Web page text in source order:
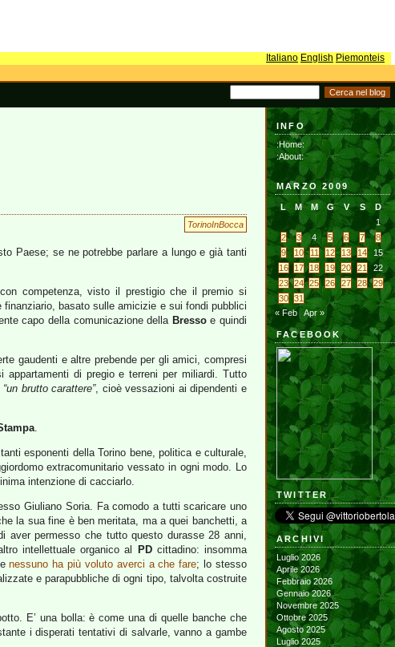
Italiano English Piemonteis
TorinoInBocca
Paese; se ne potrebbe parlare a lungo e già tanti
competenza, visto il prestigio che il premio si
basato sulle amicizie e sui fondi pubblici
capo della comunicazione della Bressoe quindi
gaudenti e altre prebende per gli amici, compresi
appartamenti di pregio e terreni per miliardi. Tutto
“un brutto carattere”, cioè vessazioni ai dipendenti e
.
esponenti della Torino bene, politica e culturale,
extracomunitario vessato in ogni modo. Lo
intenzione di cacciarlo.
Giuliano Soria. Fa comodo a tutti scaricare uno
la sua fine è ben meritata, ma a quei banchetti, a
aver permesso che tutto questo durasse 28 anni,
intellettuale organico al PDcittadino: insomma
enessuno ha più voluto averci a che fare; lo stesso
e parapubbliche di ogni tipo, talvolta costruite
E’ una bolla: è come una di quelle banche che
i disperati tentativi di salvarle, vanno a gambe
INFO
:Home:
:About:
MARZO 2009
L M M G V S
D
1
2
3 4 5 6 7
8
9
10 11 12 13 14
15
16
17 18 19 20 21
22
23
24 25 26 27 28
29
30
31
« Feb
Apr »
FACEBOOK
TWITTER
ARCHIVI
Luglio 2026
Aprile 2026
Febbraio 2026
Gennaio 2026
Novembre 2025
Ottobre 2025
Agosto 2025
Luglio 2025